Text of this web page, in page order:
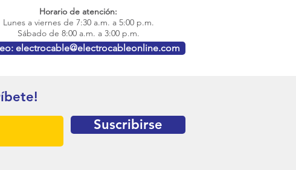
Horario de atención:
Lunes a viernes de 7:30 a.m. a 5:00 p.m.
Sábado de 8:00 a.m. a 3:00 p.m.
electrocable@electrocableonline.com
Suscribirse